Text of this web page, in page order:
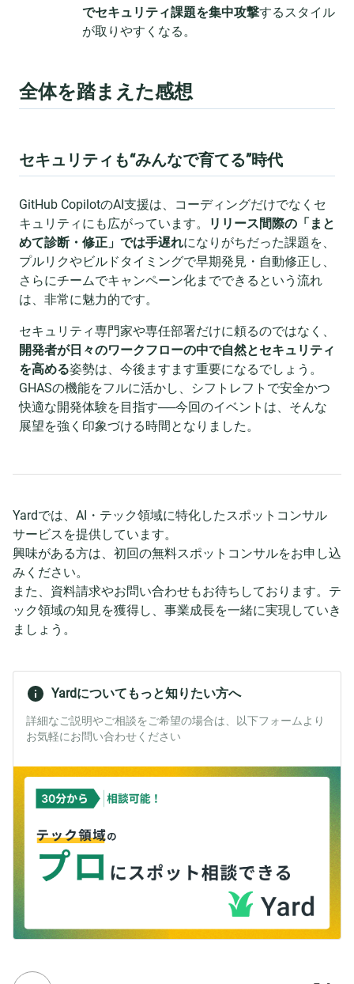
でセキュリティ課題を集中攻撃するスタイル
が取りやすくなる。
全体を踏まえた感想
セキュリティも“みんなで育てる”時代
GitHub CopilotのAI支援は、コーディングだけでなくセ
キュリティにも広がっています。
リリース間際の「まと
めて診断・修正」では手遅れになりがちだった課題を、
プルリクやビルドタイミングで早期発見・自動修正し、
さらにチームでキャンペーン化までできるという流れ
は、非常に魅力的です。
セキュリティ専門家や専任部署だけに頼るのではなく、
開発者が日々のワークフローの中で自然とセキュリティ
を高める姿勢は、今後ますます重要になるでしょう。
GHASの機能をフルに活かし、シフトレフトで安全かつ
快適な開発体験を目指す──今回のイベントは、そんな
展望を強く印象づける時間となりました。
Yardでは、AI・テック領域に特化したスポットコンサル
サービスを提供しています。
興味がある方は、初回の無料スポットコンサルをお申し込
みください。
また、資料請求やお問い合わせもお待ちしております。テ
ック領域の知見を獲得し、事業成長を一緒に実現していき
ましょう。
Yardについてもっと知りたい方へ
詳細なご説明やご相談をご希望の場合は、以下フォームより
お気軽にお問い合わせください